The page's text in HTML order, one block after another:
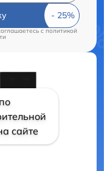
cполитикой
сайте